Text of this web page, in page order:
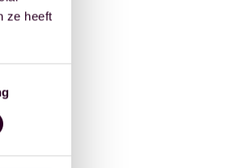
ze heeft